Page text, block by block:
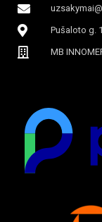
Pušaloto g.
MB